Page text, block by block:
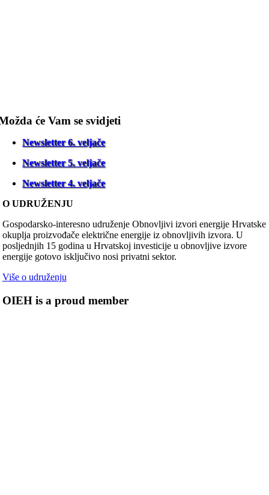
će Vam se svidjeti
Newsletter 6. veljače
Newsletter 5. veljače
Newsletter 4. veljače
O UDRUŽENJU
Gospodarsko-interesno udruženje Obnovljivi izvori energije Hrvatske
okuplja proizvođače električne energije iz obnovljivih izvora. U
posljednjih 15 godina u Hrvatskoj investicije u obnovljive izvore
energije gotovo isključivo nosi privatni sektor.
Više o udruženju
OIEH is a proud member